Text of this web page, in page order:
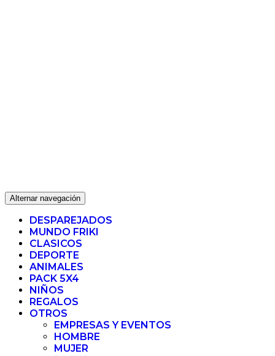
Alternar navegación
DESPAREJADOS
MUNDO FRIKI
CLASICOS
DEPORTE
ANIMALES
PACK 5X4
NIÑOS
REGALOS
OTROS
EMPRESAS Y EVENTOS
HOMBRE
MUJER